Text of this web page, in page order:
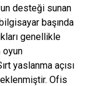
desteği sunan
başında
genellikle
oyun
yaslanma açısı
Ofis